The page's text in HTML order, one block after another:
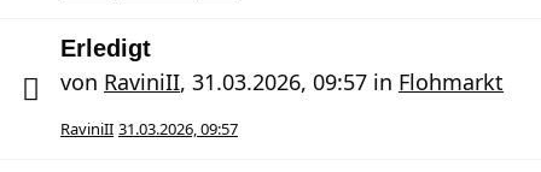
Erledigt
von RaviniII, 31.03.2026, 09:57 in Flohmarkt
RaviniII 31.03.2026, 09:57